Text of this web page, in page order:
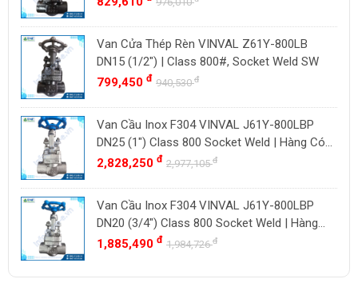
VENN
YOSHITAKE
KITZ
DK VALVE
TIGER
HD FIRE
ETM
TAMAKI
ASAHI
SWISSFLUID
KUNKLE
Van Cửa Thép Rèn VINVAL Z61Y-800LB
DN15 (1/2") | Class 800#, Socket Weld SW
799,450 đ 940,530đ
Van Cầu Inox F304 VINVAL J61Y-800LBP
DN25 (1") Class 800 Socket Weld | Hàng Có
Sẵn
2,828,250 đ 2,977,105đ
Van Cầu Inox F304 VINVAL J61Y-800LBP
DN20 (3/4") Class 800 Socket Weld | Hàng
Có Sẵn
1,885,490 đ 1,984,726đ